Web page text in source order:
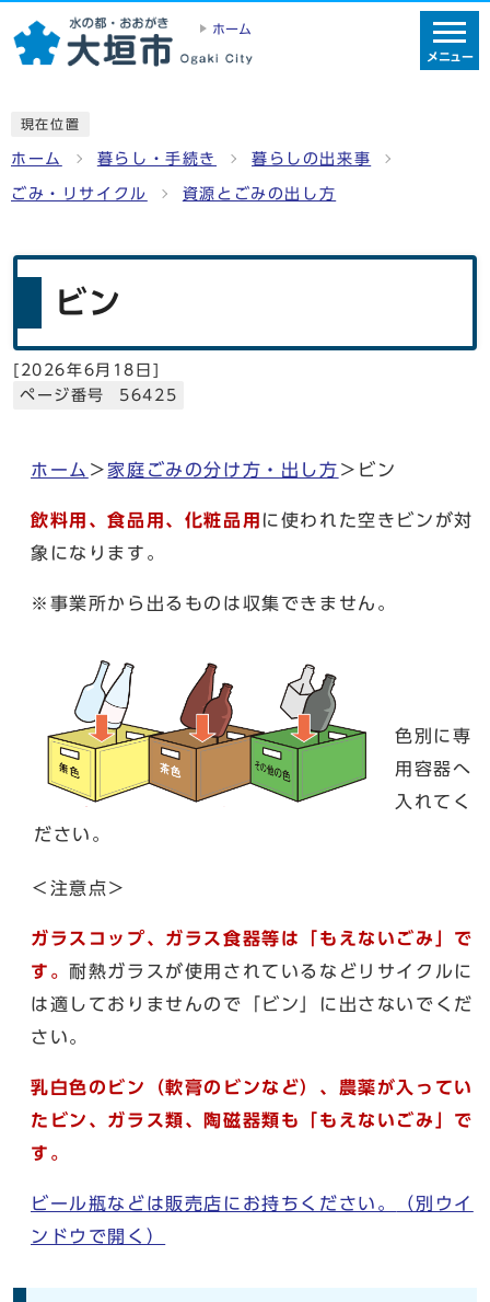
ホーム
メニュー
現在位置
ホーム 暮らし・手続き 暮らしの出来事
ごみ・リサイクル 資源とごみの出し方
ビン
[ 2026年6月18日 ]
ページ番号 56425
ホーム ＞ 家庭ごみの分け方・出し方 ＞ビン
飲料用、食品用、化粧品用 に使われた空きビンが対
象になります。
※事業所から出るものは収集できません。
色別に専
用容器へ
入れてく
ださい。
＜注意点＞
ガラスコップ、ガラス食器等は「もえないごみ」で
す。耐熱ガラスが使用されているなどリサイクルに
は適しておりませんので「ビン」に出さないでくだ
さい。
乳白色のビン（軟膏のビンなど）、農薬が入ってい
たビン、ガラス類、陶磁器類も「もえないごみ」で
す。
ビール瓶などは販売店にお持ちください。
（別ウイ
ンドウで開く）